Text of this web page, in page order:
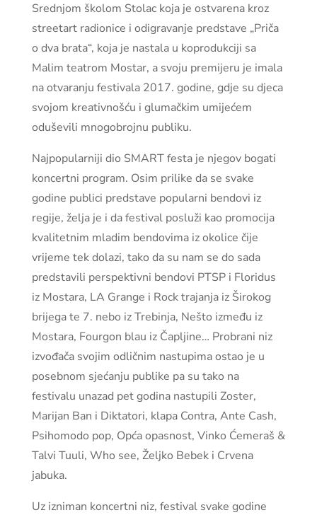
Srednjom školom Stolac koja je ostvarena kroz
streetart radionice i odigravanje predstave „Priča
o dva brata“, koja je nastala u koprodukciji sa
Malim teatrom Mostar, a svoju premijeru je imala
na otvaranju festivala 2017. godine, gdje su djeca
svojom kreativnošću i glumačkim umijećem
oduševili mnogobrojnu publiku.
Najpopularniji dio SMART festa je njegov bogati
koncertni program. Osim prilike da se svake
godine publici predstave popularni bendovi iz
regije, želja je i da festival posluži kao promocija
kvalitetnim mladim bendovima iz okolice čije
vrijeme tek dolazi, tako da su nam se do sada
predstavili perspektivni bendovi PTSP i Floridus
iz Mostara, LA Grange i Rock trajanja iz Širokog
brijega te 7. nebo iz Trebinja, Nešto između iz
Mostara, Fourgon blau iz Čapljine… Probrani niz
izvođača svojim odličnim nastupima ostao je u
posebnom sjećanju publike pa su tako na
festivalu unazad pet godina nastupili Zoster,
Marijan Ban i Diktatori, klapa Contra, Ante Cash,
Psihomodo pop, Opća opasnost, Vinko Ćemeraš &
Talvi Tuuli, Who see, Željko Bebek i Crvena
jabuka.
Uz izniman koncertni niz, festival svake godine